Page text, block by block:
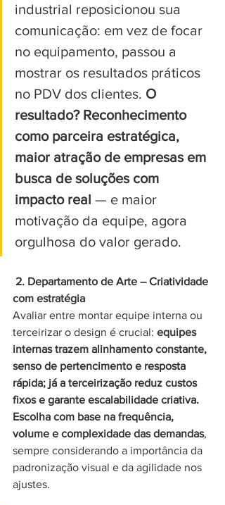
industrial reposicionou sua
comunicação: em vez de focar
no equipamento, passou a
mostrar os resultados práticos
no PDV dos clientes. O
resultado? Reconhecimento
como parceira estratégica,
maior atração de empresas em
busca de soluções com
impacto real — e maior
motivação da equipe, agora
orgulhosa do valor gerado.
com estratégia
Avaliar entre montar equipe interna ou
terceirizar o design é crucial: equipes
internas trazem alinhamento constante,
senso de pertencimento e resposta
rápida; já a terceirização reduz custos
fixos e garante escalabilidade criativa.
Escolha com base na frequência,
volume e complexidade das demandas,
sempre considerando a importância da
padronização visual e da agilidade nos
ajustes.